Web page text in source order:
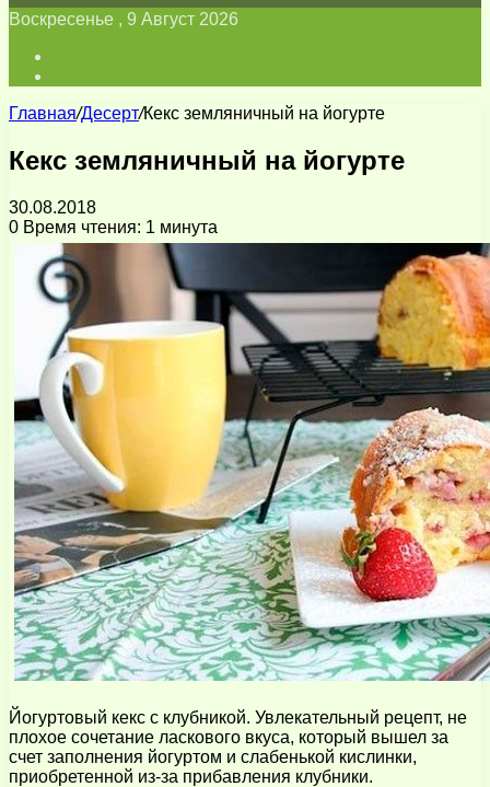
Воскресенье , 9 Август 2026
Главная/Десерт/Кекс земляничный на йогурте
Кекс земляничный на йогурте
30.08.2018
0 Время чтения: 1 минута
Йогуртовый кекс с клубникой. Увлекательный рецепт, не
плохое сочетание ласкового вкуса, который вышел за
счет заполнения йогуртом и слабенькой кислинки,
приобретенной из-за прибавления клубники.